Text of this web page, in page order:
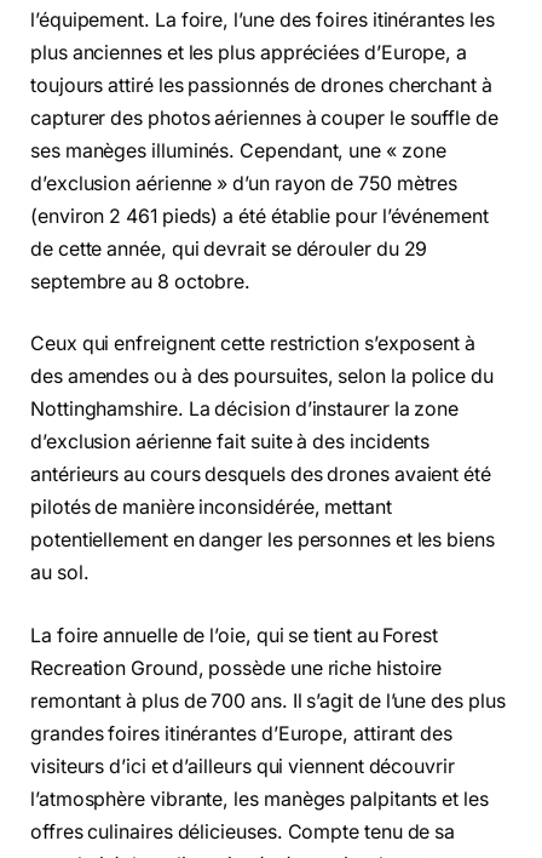
l’équipement. La foire, l’une des foires itinérantes les
plus anciennes et les plus appréciées d’Europe, a
toujours attiré les passionnés de drones cherchant à
capturer des photos aériennes à couper le souffle de
ses manèges illuminés. Cependant, une « zone
d’exclusion aérienne » d’un rayon de 750 mètres
(environ 2 461 pieds) a été établie pour l’événement
de cette année, qui devrait se dérouler du 29
septembre au 8 octobre.
Ceux qui enfreignent cette restriction s’exposent à
des amendes ou à des poursuites, selon la police du
Nottinghamshire. La décision d’instaurer la zone
d’exclusion aérienne fait suite à des incidents
antérieurs au cours desquels des drones avaient été
pilotés de manière inconsidérée, mettant
potentiellement en danger les personnes et les biens
au sol.
La foire annuelle de l’oie, qui se tient au Forest
Recreation Ground, possède une riche histoire
remontant à plus de 700 ans. Il s’agit de l’une des plus
grandes foires itinérantes d’Europe, attirant des
visiteurs d’ici et d’ailleurs qui viennent découvrir
l’atmosphère vibrante, les manèges palpitants et les
offres culinaires délicieuses. Compte tenu de sa